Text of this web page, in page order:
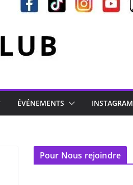
ÉVÉNEMENTS INSTAGRAM
Pour Nous rejoindre